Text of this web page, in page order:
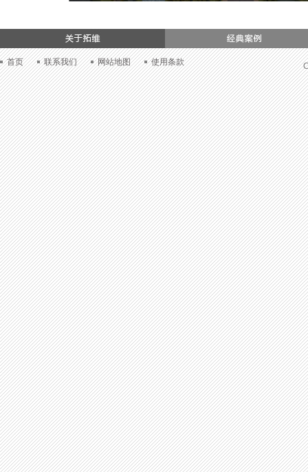
首页 联系我们 网站地图 使用条款